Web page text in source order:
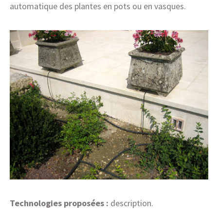
automatique des plantes en pots ou en vasques.
Technologies proposées : description.